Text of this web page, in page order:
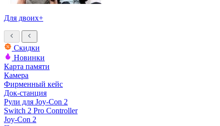
Для двоих+
Скидки
Новинки
Карта памяти
Камера
Фирменный кейс
Док-станция
Рули для Joy-Con 2
Switch 2 Pro Controller
Joy-Con 2